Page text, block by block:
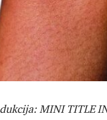
MINI TITLE